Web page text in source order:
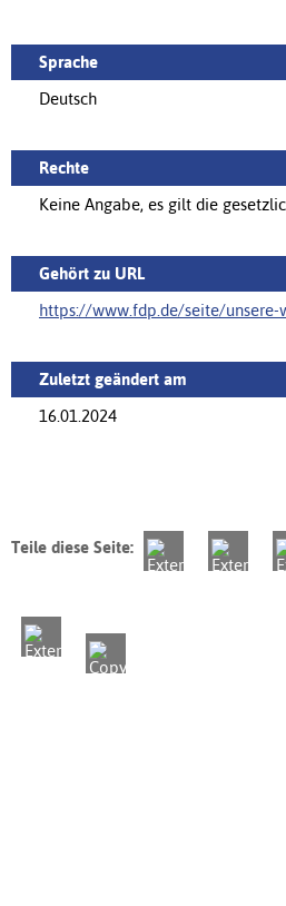
Sprache
Deutsch
Rechte
Keine Angabe, es gilt die
Gehört zu URL
https://www.fdp.de/seite/‌unsere-
Zuletzt geändert am
16.01.2024
Teile diese Seite: